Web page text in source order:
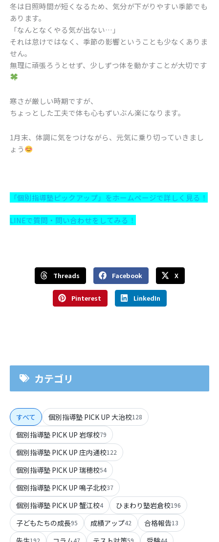
冬は日照時間が短くなるため、気分が下がりやすい季節でも
あります。
「なんとなくやる気が出ない…」
それは怠けではなく、季節の影響ということも少なくありま
せん。
無理に頑張ろうとせず、少しずつ体を動かすことが大切です
寒さが厳しい時期ですが、
ちょっとした工夫で体も心もずいぶん楽になります。
1月末、体調に気をつけながら、元気に乗り切っていきまし
ょう
「個別指導塾ピックアップ」をホームページで詳しく見る！
LINEで質問・問い合わせをしてみる！
Threads Facebook X
Pinterest LinkedIn
カテゴリ
すべて 個別指導塾 PICK UP 大治校128
個別指導塾 PICK UP 岩塚校79
個別指導塾 PICK UP 庄内通校122
個別指導塾 PICK UP 瑞穂校54
個別指導塾 PICK UP 鳴子北校37
個別指導塾 PICK UP 蟹江校4 ひまわり塾岩倉校196
子どもたちの成長95 成績アップ42 合格報告13
192 47 59 44